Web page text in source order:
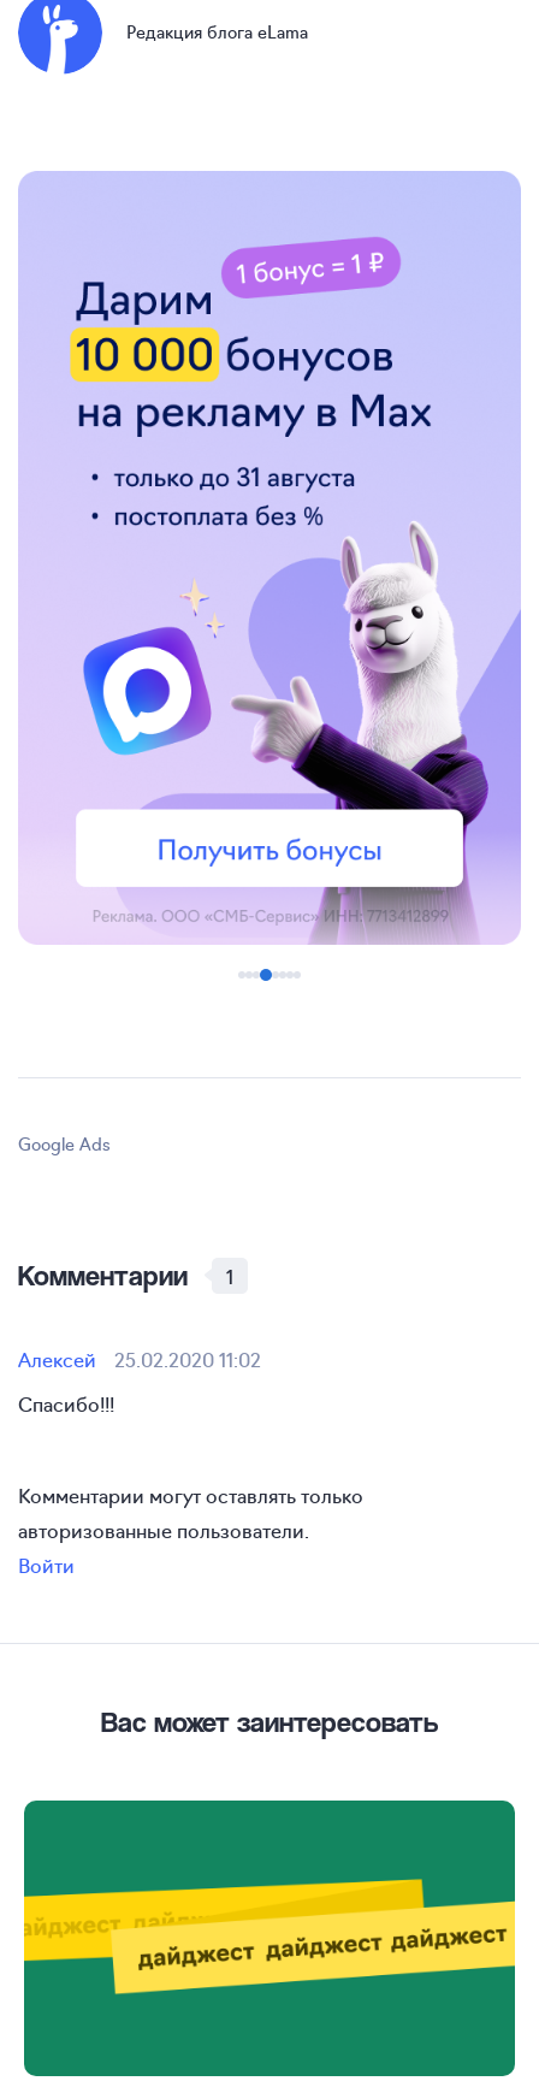
Редакция блога eLama
Google Ads
Комментарии 1
Алексей
25.02.2020 11:02
Спасибо!!!
Комментарии могут оставлять только
авторизованные пользователи.
Войти
Вас может заинтересовать